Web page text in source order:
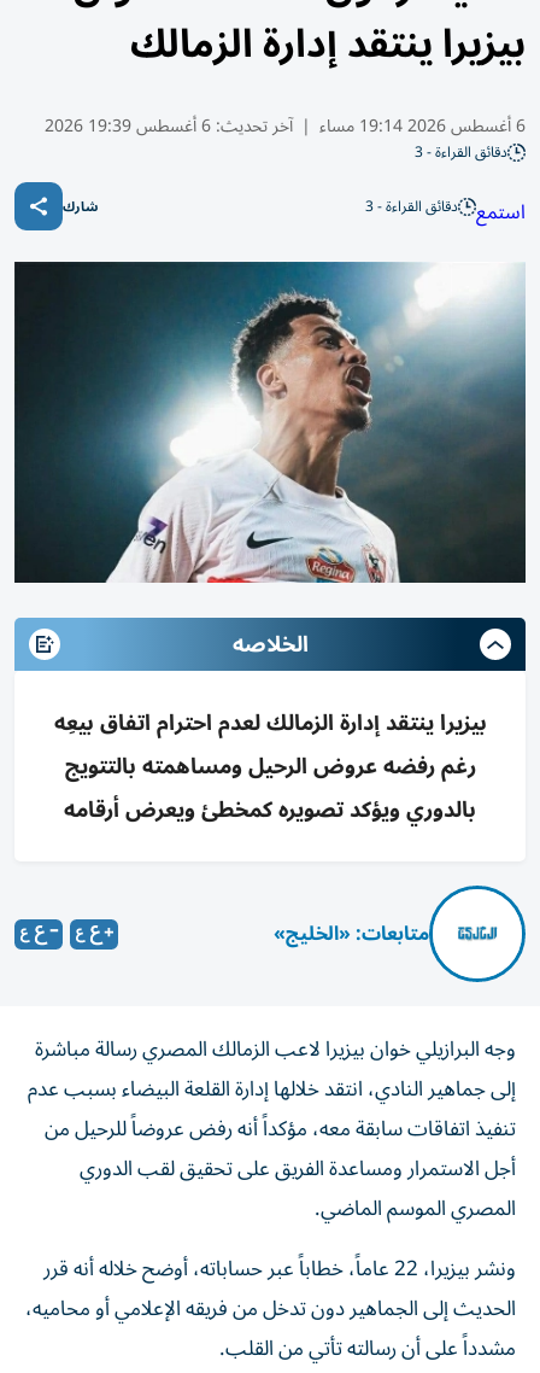
بيزيرا ينتقد إدارة الزمالك
6 أغسطس 2026 19:14 مساء | آخر تحديث:6 أغسطس 19:39 2026
دقائق القراءة - 3
استمع دقائق القراءة - 3 شارك
الخلاصه
بيزيرا ينتقد إدارة الزمالك لعدم احترام اتفاق بيعِه
رغم رفضه عروض الرحيل ومساهمته بالتتويج
بالدوري ويؤكد تصويره كمخطئ ويعرض أرقامه
متابعات: «الخليج»
وجه البرازيلي خوان بيزيرا لاعب الزمالك المصري رسالة مباشرة
إلى جماهير النادي، انتقد خلالها إدارة القلعة البيضاء بسبب عدم
تنفيذ اتفاقات سابقة معه، مؤكداً أنه رفض عروضاً للرحيل من
أجل الاستمرار ومساعدة الفريق على تحقيق لقب الدوري
المصري الموسم الماضي.
ونشر بيزيرا، 22 عاماً، خطاباً عبر حساباته، أوضح خلاله أنه قرر
الحديث إلى الجماهير دون تدخل من فريقه الإعلامي أو محاميه،
مشدداً على أن رسالته تأتي من القلب.